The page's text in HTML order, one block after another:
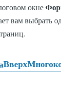
окне
вам выбрать
Вверх